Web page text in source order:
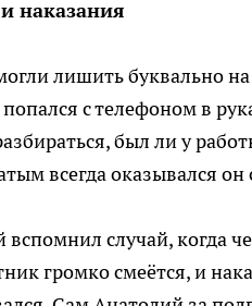
наказания
лишить буквально на
с телефоном в
был ли у
всегда оказывался он
вспомнил случай, когда
громко смеётся, и